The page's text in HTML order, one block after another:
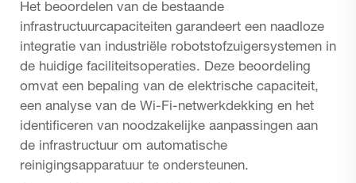
Het beoordelen van de bestaande
infrastructuurcapaciteiten garandeert een naadloze
integratie van industriële robotstofzuigersystemen in
de huidige faciliteitsoperaties. Deze beoordeling
omvat een bepaling van de elektrische capaciteit,
een analyse van de Wi-Fi-netwerkdekking en het
identificeren van noodzakelijke aanpassingen aan
de infrastructuur om automatische
reinigingsapparatuur te ondersteunen.